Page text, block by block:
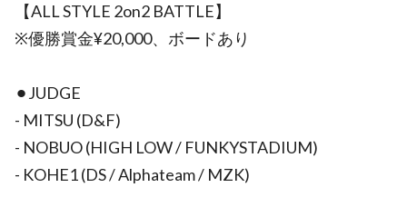
【ALL STYLE 2on2 BATTLE】
※優勝賞金¥20,000、ボードあり
⚫︎JUDGE
- MITSU (D&F)
- NOBUO (HIGH LOW / FUNKYSTADIUM)
- KOHE1 (DS / Alphateam / MZK)